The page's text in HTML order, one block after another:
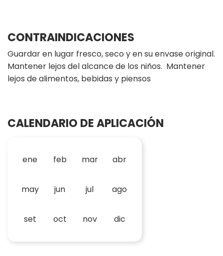
CONTRAINDICACIONES
Guardar en lugar fresco, seco y en su envase original.
Mantener lejos del alcance de los niños. Mantener
lejos de alimentos, bebidas y piensos
CALENDARIO DE APLICACIÓN
ene feb mar abr
may jun jul ago
set oct nov dic